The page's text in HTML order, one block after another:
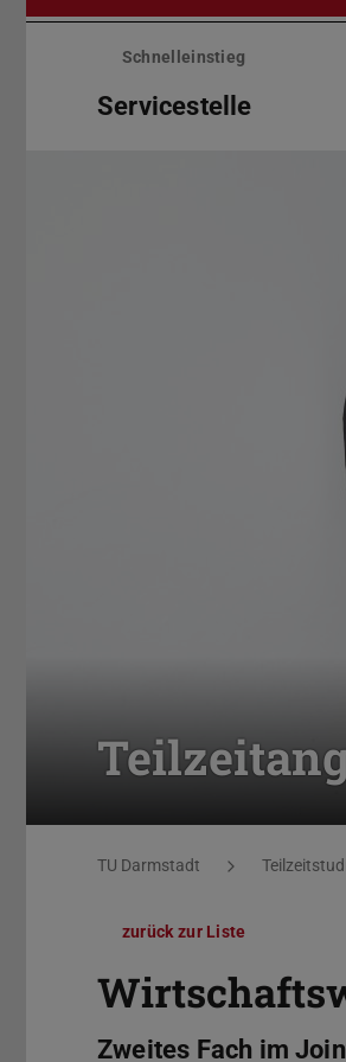
Menü
überspringenSchnelleinstieg
Servicestelle
Sie befinden sich hier:
TU Darmstadt
zurück zur Liste
Zweites Fach im